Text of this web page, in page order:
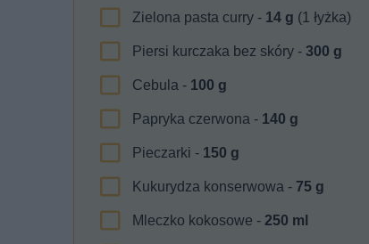
Zielona pasta curry - 14 g (1 łyżka)
Piersi kurczaka bez skóry - 300 g
Cebula - 100 g
Papryka czerwona - 140 g
Pieczarki - 150 g
Kukurydza konserwowa - 75 g
Mleczko kokosowe - 250 ml